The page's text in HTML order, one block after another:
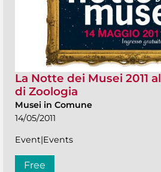
La Notte dei Musei 2011
di Zoologia
Musei in Comune
14/05/2011
Event|Events
Free